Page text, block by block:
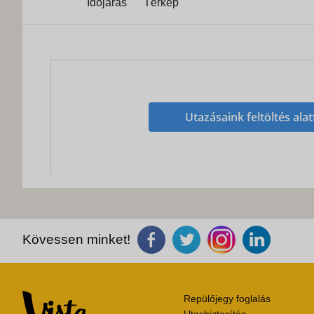
Időjárás Térkép
Utazásaink feltöltés
Kövessen minket!
Repülőjegy foglalás